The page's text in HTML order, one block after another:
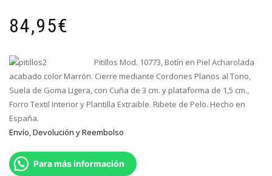
84,95€
Pitillos Mod. 10773, Botín en Piel Acharolada
acabado color Marrón. Cierre mediante Cordones Planos al Tono,
Suela de Goma Ligera, con Cuña de 3 cm. y plataforma de 1,5 cm.,
Forro Textil Interior y Plantilla Extraible. Ribete de Pelo. Hecho en
España.
Envío, Devolución y Reembolso
Para más información